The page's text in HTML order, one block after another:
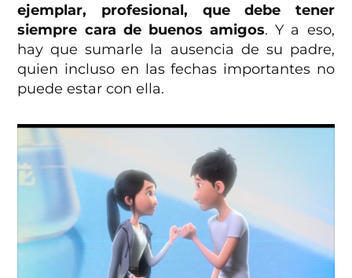
ejemplar, profesional, que debe tener
siempre cara de buenos amigos. Y a eso,
hay que sumarle la ausencia de su padre,
quien incluso en las fechas importantes no
puede estar con ella.